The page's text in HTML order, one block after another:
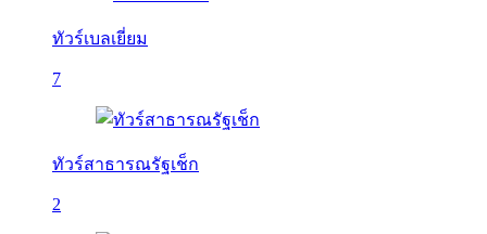
ทัวร์เบลเยี่ยม
7
ทัวร์สาธารณรัฐเช็ก
2